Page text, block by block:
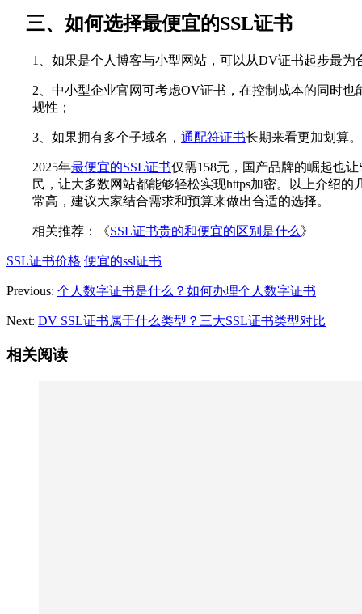
三、如何选择最便宜的SSL证书
1、如果是个人博客与小型网站，可以从DV证书起步最为
2、中小型企业官网可考虑OV证书，在控制成本的同时也
规性；
3、如果拥有多个子域名， 通配符证书长期来看更加划算。
2025年最便宜的SSL证书仅需158元，国产品牌的崛起也
民，让大多数网站都能够轻松实现https加密。以上介绍的
常高，建议大家结合需求和预算来做出合适的选择。
相关推荐：《SSL证书贵的和便宜的区别是什么》
SSL证书价格 便宜的ssl证书
Previous: 个人数字证书是什么？如何办理个人数字证书
Next: DV SSL证书属于什么类型？三大SSL证书类型对比
相关阅读